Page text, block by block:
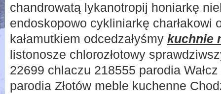
chandrowatą lykanotropij honiarkę
endoskopowo cykliniarkę charłakowi
kałamutkiem odcedzałyśmy kuchnie
listonosze chlorozłotowy
22699 chlaczu 218555 parodia
parodia Złotów meble kuchenne